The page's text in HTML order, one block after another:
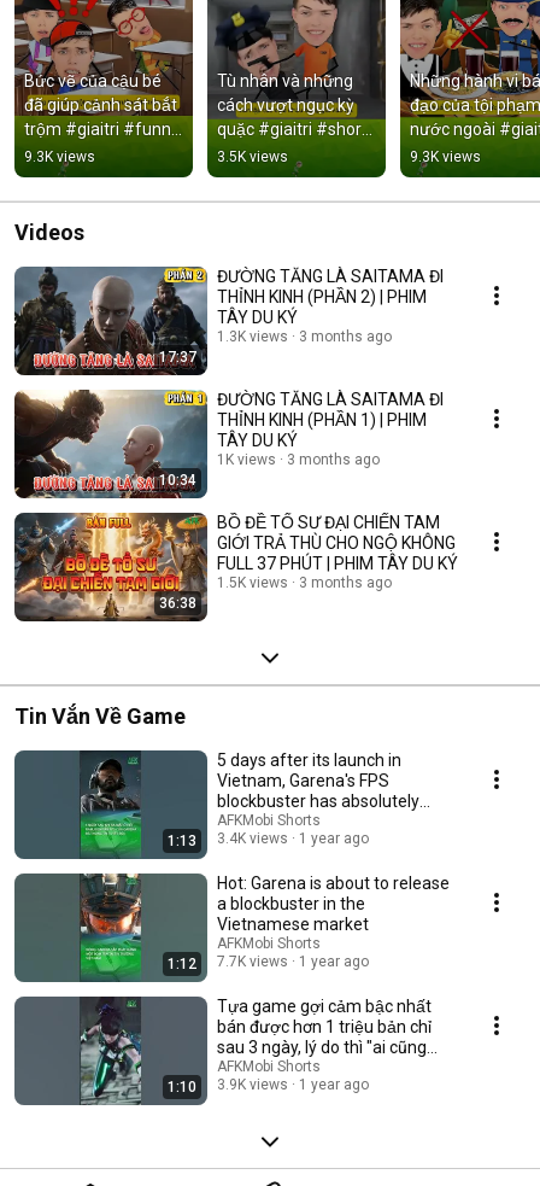
Bức vẽ của cậu bé
đã giúp cảnh sát bắt
trộm #giaitri #funny
#shorts
9.3K views
Tù nhân và những
cách vượt ngục kỳ
quặc #giaitri #shorts
#funny
3.5K views
Những hành vi bá
đạo của tội phạm
nước ngoài
#kienthuc
9.3K views
Videos
17:37
ĐƯỜNG TĂNG LÀ SAITAMA ĐI
THỈNH KINH (PHẦN 2) | PHIM
TÂY DU KÝ
1.3K views 3 months ago
10:34
ĐƯỜNG TĂNG LÀ SAITAMA ĐI
THỈNH KINH (PHẦN 1) | PHIM
TÂY DU KÝ
1K views 3 months ago
36:38
BỒ ĐỀ TỔ SƯ ĐẠI CHIẾN TAM
GIỚI TRẢ THÙ CHO NGỘ KHÔNG
FULL 37 PHÚT | PHIM TÂY DU KÝ
1.5K views 3 months ago
Tin Vắn Về Game
1:13
5 days after its launch in
Vietnam, Garena's FPS
blockbuster has absolutely
dominated
AFKMobi Shorts
3.4K views
1 year ago
1:12
Hot: Garena is about to release
a blockbuster in the
Vietnamese market
AFKMobi Shorts
7.7K views
1 year ago
1:10
Tựa game gợi cảm bậc nhất
bán được hơn 1 triệu bản chỉ
sau 3 ngày, lý do thì "ai cũng
hiểu"
AFKMobi Shorts
3.9K views
1 year ago